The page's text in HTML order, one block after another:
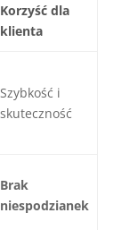
Korzyść dla
klienta
Szybkość i
skuteczność
Brak
niespodzianek